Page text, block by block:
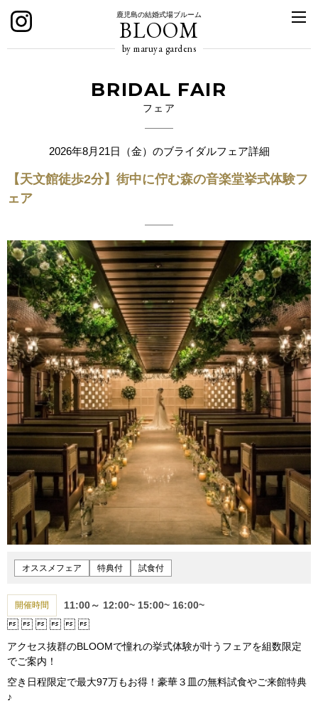
鹿児島の結婚式場ブルーム
BLOOM
by maruya gardens
BRIDAL FAIR
フェア
2026年8月21日（金）のブライダルフェア詳細
【天文館徒歩2分】街中に佇む森の音楽堂挙式体験フ
ェア
オススメフェア 特典付 試食付
開催時間 11:00～ 12:00~ 15:00~ 16:00~
アクセス抜群のBLOOMで憧れの挙式体験が叶うフェアを組数限定
でご案内！
空き日程限定で最大97万もお得！豪華３皿の無料試食やご来館特典
♪